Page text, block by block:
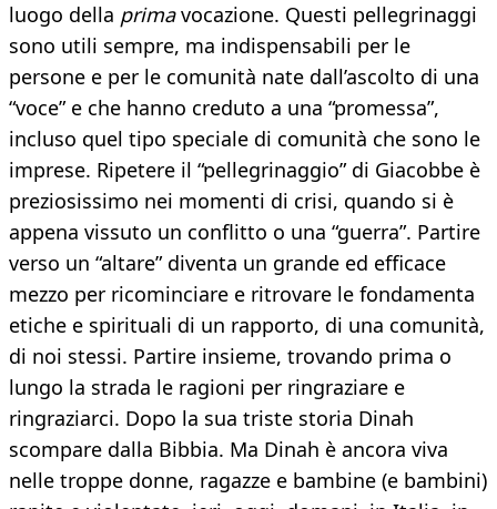
luogo della primavocazione. Questi pellegrinaggi
sono utili sempre, ma indispensabili per le
persone e per le comunità nate dall’ascolto di una
“voce” e che hanno creduto a una “promessa”,
incluso quel tipo speciale di comunità che sono le
imprese. Ripetere il “pellegrinaggio” di Giacobbe è
preziosissimo nei momenti di crisi, quando si è
appena vissuto un conflitto o una “guerra”. Partire
verso un “altare” diventa un grande ed efficace
mezzo per ricominciare e ritrovare le fondamenta
etiche e spirituali di un rapporto, di una comunità,
di noi stessi. Partire insieme, trovando prima o
lungo la strada le ragioni per ringraziare e
ringraziarci. Dopo la sua triste storia Dinah
scompare dalla Bibbia. Ma Dinah è ancora viva
nelle troppe donne, ragazze e bambine (e bambini)